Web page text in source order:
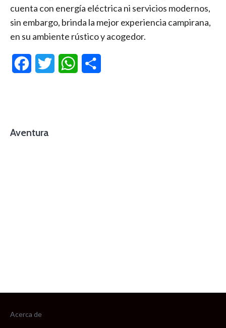
cuenta con energía eléctrica ni servicios modernos,
sin embargo, brinda la mejor experiencia campirana,
en su ambiente rústico y acogedor.
FacebookTwitter WhatsApp
Aventura
Acerca de